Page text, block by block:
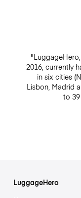
2016, currently
in six cities
Lisbon, Madrid
to
LuggageHero